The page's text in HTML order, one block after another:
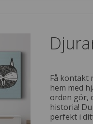
Få kontakt
hem med
orden gör,
historia!
perfekt i